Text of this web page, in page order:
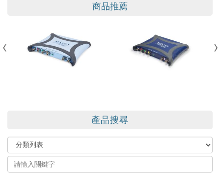
商品推薦
產品搜尋